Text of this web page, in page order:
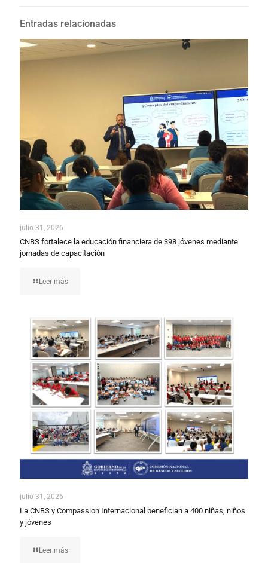
Entradas relacionadas
julio 31, 2026
CNBS fortalece la educación financiera de 398 jóvenes mediante
jornadas de capacitación
Leer más
julio 31, 2026
La CNBS y Compassion Internacional benefician a 400 niñas, niños
y jóvenes
Leer más